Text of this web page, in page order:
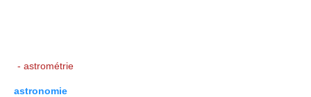
- astrométrie
astronomie